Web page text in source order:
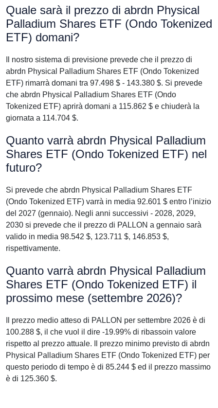
Quale sarà il prezzo di abrdn Physical
Palladium Shares ETF (Ondo Tokenized
ETF) domani?
Il nostro sistema di previsione prevede che il prezzo di
abrdn Physical Palladium Shares ETF (Ondo Tokenized
ETF) rimarrà domani tra 97.498 $ - 143.380 $. Si prevede
che abrdn Physical Palladium Shares ETF (Ondo
Tokenized ETF) aprirà domani a 115.862 $ e chiuderà la
giornata a 114.704 $.
Quanto varrà abrdn Physical Palladium
Shares ETF (Ondo Tokenized ETF) nel
futuro?
Si prevede che abrdn Physical Palladium Shares ETF
(Ondo Tokenized ETF) varrà in media 92.601 $ entro l’inizio
del 2027 (gennaio). Negli anni successivi - 2028, 2029,
2030 si prevede che il prezzo di PALLON a gennaio sarà
valido in media 98.542 $, 123.711 $, 146.853 $,
rispettivamente.
Quanto varrà abrdn Physical Palladium
Shares ETF (Ondo Tokenized ETF) il
prossimo mese (settembre 2026)?
Il prezzo medio atteso di PALLON per settembre 2026 è di
100.288 $, il che vuol il dire -19.99% di ribassoin valore
rispetto al prezzo attuale. Il prezzo minimo previsto di abrdn
Physical Palladium Shares ETF (Ondo Tokenized ETF) per
questo periodo di tempo è di 85.244 $ ed il prezzo massimo
è di 125.360 $.